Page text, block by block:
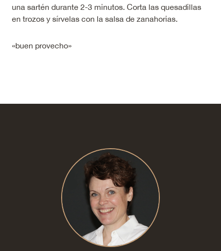
una sartén durante 2-3 minutos. Corta las quesadillas
en trozos y sírvelas con la salsa de zanahorias.
«buen provecho»